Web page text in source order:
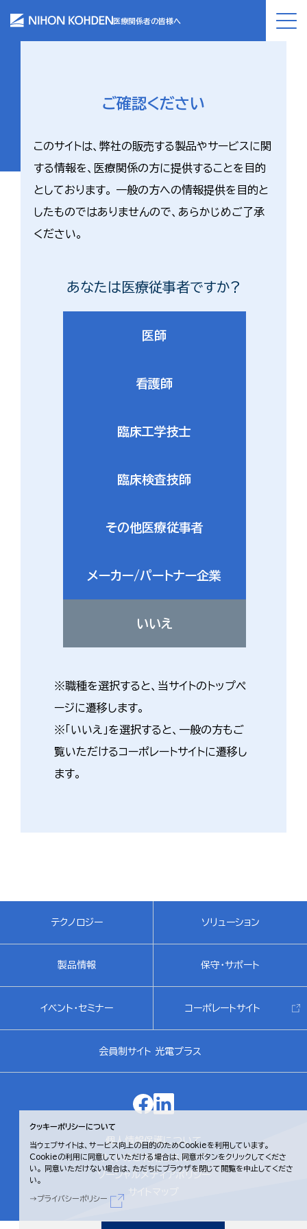
医療関係者の皆様へ
ご確認ください
このサイトは、弊社の販売する製品やサービスに関
する情報を、医療関係の方に提供することを目的
としております。 一般の方への情報提供を目的と
したものではありませんので、あらかじめご了承
ください。
あなたは医療従事者ですか?
医師
看護師
臨床工学技士
臨床検査技師
その他医療従事者
メーカー/パートナー企業
いいえ
※職種を選択すると、当サイトのトップペ
ージに遷移します。
※「いいえ」を選択すると、一般の方もご
覧いただけるコーポレートサイトに遷移し
ます。
テクノロジー ソリューション
製品情報 保守・サポート
イベント・セミナー コーポレートサイト
会員制サイト 光電プラス
個人情報保護について
サイトのご利用にあたって
ソーシャルメディアポリシー
サイトマップ
クッキーポリシーについて
当ウェブサイトは、サービス向上の目的のためCookieを利用しています。
Cookieの利用に同意していただける場合は、同意ボタンをクリックしてくださ
い。
同意いただけない場合は、ただちにブラウザを閉じて閲覧を中止してくださ
い。
プライバシーポリシー